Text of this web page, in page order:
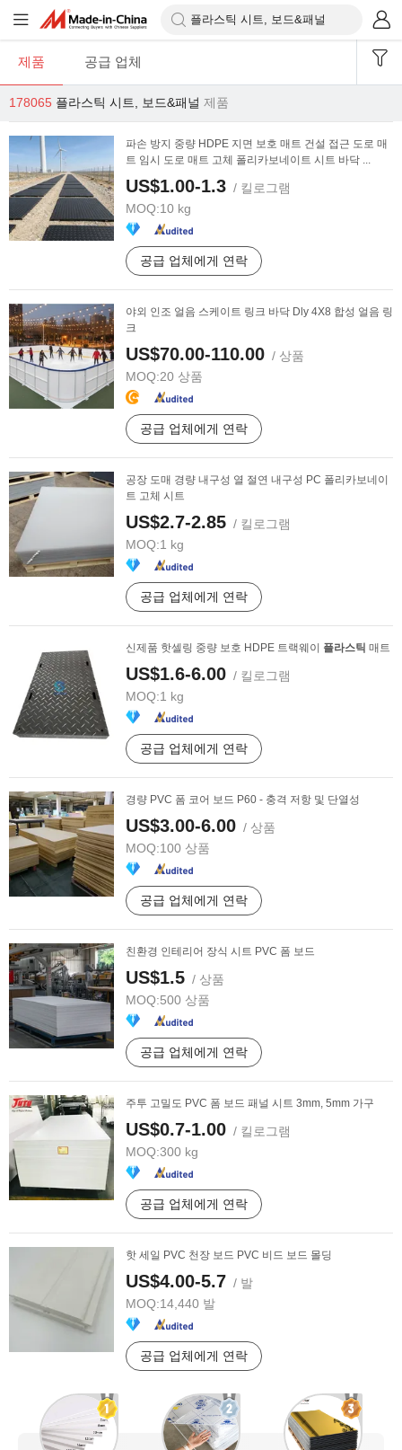
제품 공급 업체
178065 플라스틱 시트, 보드&패널 제품
파손 방지 중량 HDPE 지면 보호 매트 건설 접근 도로 매
트 임시 도로 매트 고체 폴리카보네이트 시트 바닥 ...
US$1.00-1.3 / 킬로그램
MOQ:10 kg
공급 업체에게 연락
야외 인조 얼음 스케이트 링크 바닥 Dly 4X8 합성 얼음 링
크
US$70.00-110.00 / 상품
MOQ:20 상품
공급 업체에게 연락
공장 도매 경량 내구성 열 절연 내구성 PC 폴리카보네이
트 고체 시트
US$2.7-2.85 / 킬로그램
MOQ:1 kg
공급 업체에게 연락
신제품 핫셀링 중량 보호 HDPE 트랙웨이 플라스틱 매트
US$1.6-6.00 / 킬로그램
MOQ:1 kg
공급 업체에게 연락
경량 PVC 폼 코어 보드 P60 - 충격 저항 및 단열성
US$3.00-6.00 / 상품
MOQ:100 상품
공급 업체에게 연락
친환경 인테리어 장식 시트 PVC 폼 보드
US$1.5 / 상품
MOQ:500 상품
공급 업체에게 연락
주투 고밀도 PVC 폼 보드 패널 시트 3mm, 5mm 가구
US$0.7-1.00 / 킬로그램
MOQ:300 kg
공급 업체에게 연락
핫 세일 PVC 천장 보드 PVC 비드 보드 몰딩
US$4.00-5.7 / 발
MOQ:14,440 발
공급 업체에게 연락